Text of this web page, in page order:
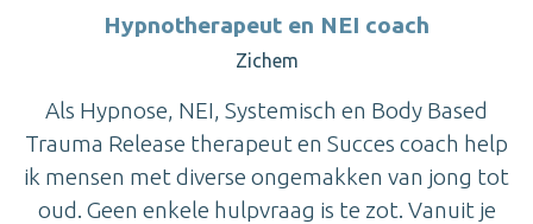
Hypnotherapeut en NEI coach
Zichem
Als Hypnose, NEI, Systemisch en Body Based
Trauma Release therapeut en Succes coach help
ik mensen met diverse ongemakken van jong tot
oud. Geen enkele hulpvraag is te zot. Vanuit je